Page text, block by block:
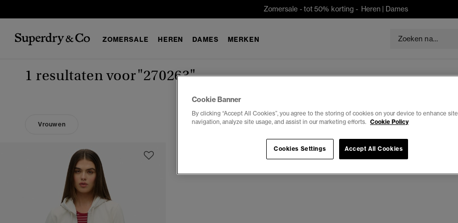
Zomersale - tot 50% korting - Heren | Dames
ZOMERSALE HEREN DAMES MERKEN
1 resultaten voor"270263"
Vrouwen
Cookie Banner
By clicking “Accept All Cookies”, you agree to the storing of cookies on your device to enhance site
navigation, analyze site usage, and assist in our marketing efforts. Cookie Policy
Cookies Settings Accept All Cookies